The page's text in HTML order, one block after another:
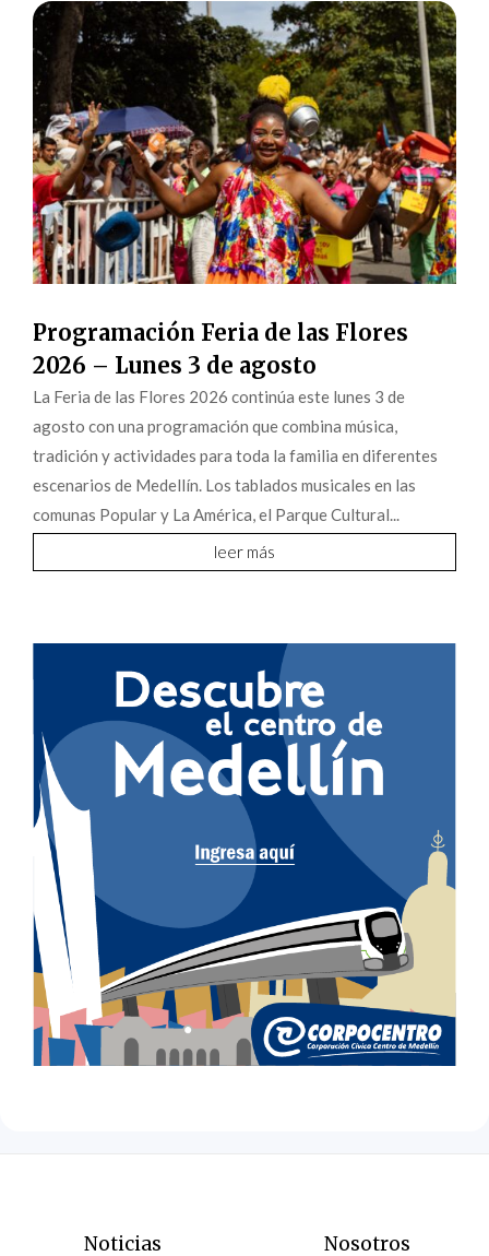
Programación Feria de las Flores
2026 – Lunes 3 de agosto
La Feria de las Flores 2026 continúa este lunes 3 de
agosto con una programación que combina música,
tradición y actividades para toda la familia en diferentes
escenarios de Medellín. Los tablados musicales en las
comunas Popular y La América, el Parque Cultural...
leer más
Noticias Nosotros